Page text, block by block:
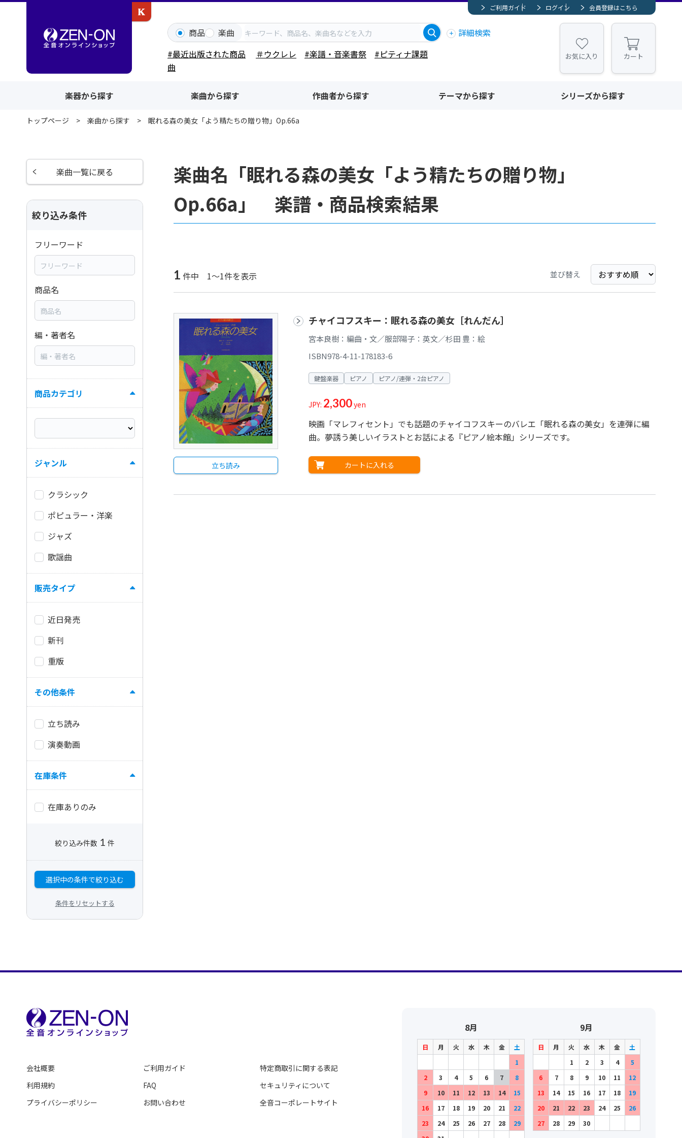
ご利用ガイド ログイン 会員登録はこちら
商品 楽曲
詳細検索
#最近出版された商品
＃ウクレレ #楽譜・音楽書祭
#ピティナ課題
曲
お気に入り カート
楽器から探す 楽曲から探す 作曲者から探す テーマから探す シリーズから探す
トップページ 楽曲から探す 眠れる森の美女「よう精たちの贈り物」Op.66a
楽曲名「眠れる森の美女「よう精たちの贈り物」
Op.66a」 楽譜・商品検索結果
1 件中 1～1件を表示 並び替え
立ち読み
チャイコフスキー：眠れる森の美女［れんだん］
宮本良樹：編曲・文／服部陽子：英文／杉田 豊：絵
ISBN978-4-11-178183-6
鍵盤楽器 ピアノ ピアノ/連弾・2台ピアノ
JPY: 2,300yen
映画「マレフィセント」でも話題のチャイコフスキーのバレエ「眠れる森の美女」を連弾に編
曲。夢誘う美しいイラストとお話による『ピアノ絵本館」シリーズです。
カートに入れる
楽曲一覧に戻る
絞り込み条件
フリーワード
商品名
編・著者名
商品カテゴリ
ジャンル
クラシック
ポピュラー・洋楽
ジャズ
歌謡曲
販売タイプ
近日発売
新刊
重版
その他条件
立ち読み
演奏動画
在庫条件
在庫ありのみ
絞り込み件数 1 件
選択中の条件で絞り込む
条件をリセットする
会社概要
利用規約
プライバシーポリシー
ご利用ガイド
FAQ
お問い合わせ
特定商取引に関する表記
セキュリティについて
全音コーポレートサイト
8月
日 月 火 水 木 金
土
1
2
3 4 5 6 7
8
9
10 11 12 13 14
15
16
17 18 19 20 21
22
23
24 25 26 27 28
29
9月
日 月 火 水 木 金
土
1
2 3 4
5
6
7 8 9 10 11
12
13
14 15 16 17 18
19
20
21 22 23 24 25
26
27
28 29 30